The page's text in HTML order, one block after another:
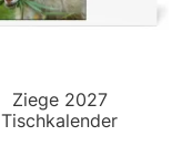
Ziege 2027
Tischkalender